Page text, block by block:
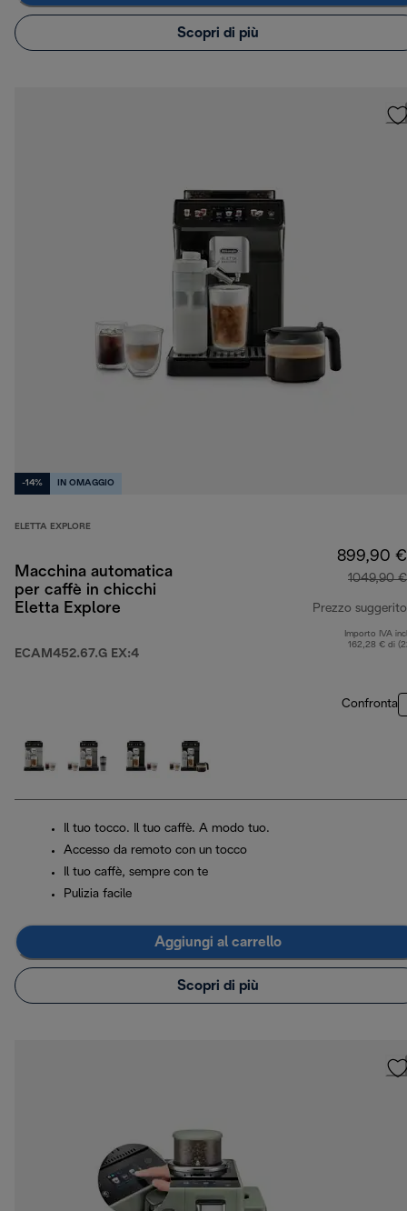
Scopri di più
-14% IN OMAGGIO
ELETTA EXPLORE
Macchina automatica
per caffè in chicchi
Eletta Explore
ECAM452.67.G EX:4
899,90 €
1049,90 €
Prezzo suggerito
Importo IVA
162,28 € di
Confronta
Il tuo tocco. Il tuo caffè. A modo tuo.
Accesso da remoto con un tocco
Il tuo caffè, sempre con te
Pulizia facile
Aggiungi al carrello
Scopri di più